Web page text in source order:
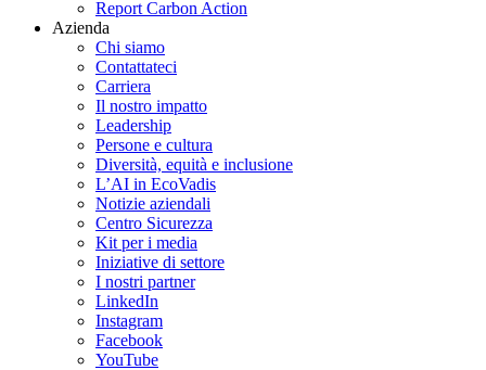
Report Carbon Action
Azienda
Chi siamo
Contattateci
Carriera
Il nostro impatto
Leadership
Persone e cultura
Diversità, equità e inclusione
L’AI in EcoVadis
Notizie aziendali
Centro Sicurezza
Kit per i media
Iniziative di settore
I nostri partner
LinkedIn
Instagram
Facebook
YouTube